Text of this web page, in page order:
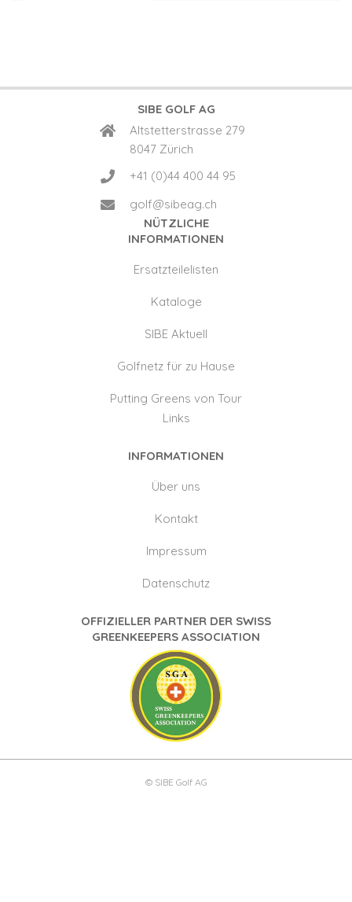
SIBE GOLF AG
Altstetterstrasse 279
8047 Zürich
+41 (0)44 400 44 95
golf@sibeag.ch
NÜTZLICHE
INFORMATIONEN
Ersatzteilelisten
Kataloge
SIBE Aktuell
Golfnetz für zu Hause
Putting Greens von Tour
Links
INFORMATIONEN
Über uns
Kontakt
Impressum
Datenschutz
OFFIZIELLER PARTNER DER SWISS
GREENKEEPERS ASSOCIATION
© SIBE Golf AG